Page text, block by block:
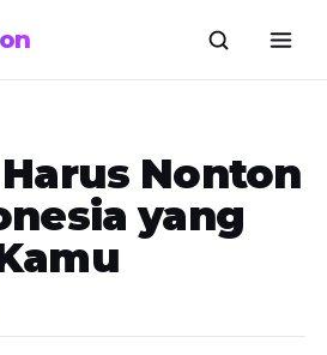
Nonton
yang